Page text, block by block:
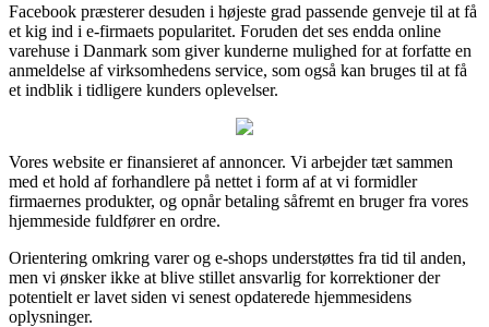
Facebook præsterer desuden i højeste grad passende genveje til at få
et kig ind i e-firmaets popularitet. Foruden det ses endda online
varehuse i Danmark som giver kunderne mulighed for at forfatte en
anmeldelse af virksomhedens service, som også kan bruges til at få
et indblik i tidligere kunders oplevelser.
Vores website er finansieret af annoncer. Vi arbejder tæt sammen
med et hold af forhandlere på nettet i form af at vi formidler
firmaernes produkter, og opnår betaling såfremt en bruger fra vores
hjemmeside fuldfører en ordre.
Orientering omkring varer og e-shops understøttes fra tid til anden,
men vi ønsker ikke at blive stillet ansvarlig for korrektioner der
potentielt er lavet siden vi senest opdaterede hjemmesidens
oplysninger.